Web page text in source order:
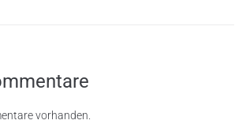
vorhanden.